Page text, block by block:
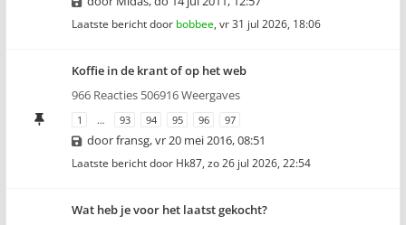
Laatste bericht door bobbee, vr 31 jul 2026, 18:06
Koffie in de krant of op het web
966 Reacties 506916 Weergaves
1 … 93 94 95 96 97
doorfransg,vr 20 mei 2016, 08:51
Laatste bericht door Hk87, zo 26 jul 2026, 22:54
Wat heb je voor het laatst gekocht?